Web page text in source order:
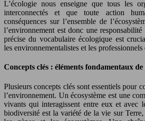
L’écologie nous enseigne que tous les
interconnectés et que toute action
conséquences sur l’ensemble de
l’environnement est donc une
précise du vocabulaire écologique est
les environnementalistes et les
Concepts clés : éléments fondamentaux de
Plusieurs concepts clés sont essentiels pour
l’environnement. Un écosystème est une
vivants qui interagissent entre eux et avec
biodiversité est la variété de la vie sur Terre,